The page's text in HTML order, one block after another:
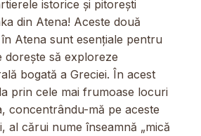
istorice și pitorești
din Atena! Aceste două
Atena sunt esențiale pentru
să exploreze
bogată a Greciei. În acest
prin cele mai frumoase locuri
concentrându-mă pe aceste
al cărui nume înseamnă „mică